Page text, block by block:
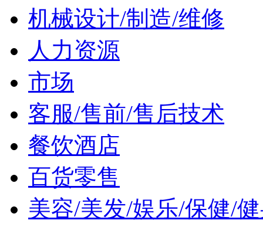
机械设计/制造/维修
人力资源
市场
客服/售前/售后技术
餐饮酒店
百货零售
美容/美发/娱乐/保健/